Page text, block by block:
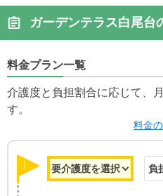
ガーデンテラス白尾台
料金プラン一覧
介護度と負担割合に応じて、
す。
料金
1